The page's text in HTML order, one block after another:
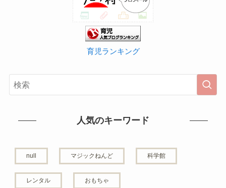
育児ランキング
人気のキーワード
null マジックねんど 科学館
レンタル おもちゃ